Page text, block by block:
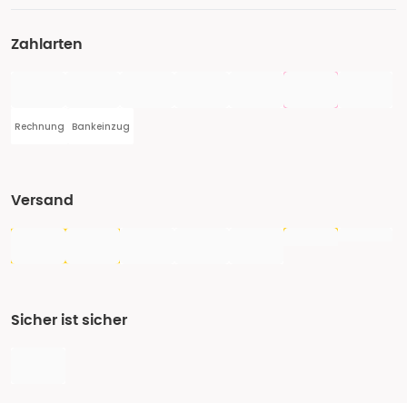
Zahlarten
Rechnung Bankeinzug
Versand
Sicher ist sicher